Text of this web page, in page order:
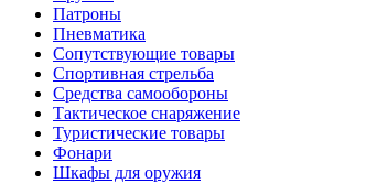
Патроны
Пневматика
Сопутствующие товары
Спортивная стрельба
Средства самообороны
Тактическое снаряжение
Туристические товары
Фонари
Шкафы для оружия